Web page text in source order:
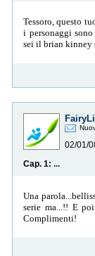
Tessoro, questo
i personaggi
sei il brian kinney
02/01/
Cap. 1: ...
Una
serie ma...!! E
Complimenti!